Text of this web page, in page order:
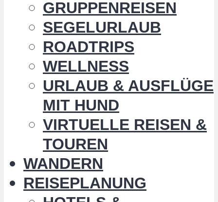
GRUPPENREISEN
SEGELURLAUB
ROADTRIPS
WELLNESS
URLAUB & AUSFLÜGE
MIT HUND
VIRTUELLE REISEN &
TOUREN
WANDERN
REISEPLANUNG